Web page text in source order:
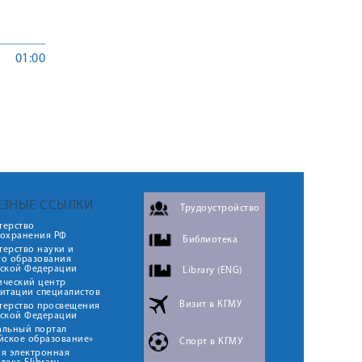
01:00
ССЫЛКИ
РФ
науки и
образования
Федерации
центр
специалистов
просвещения
Федерации
портал
образование»
электронная
Трудоустройство
Библиотека
Library (ENG)
Визит в КГМУ
Спорт в КГМУ